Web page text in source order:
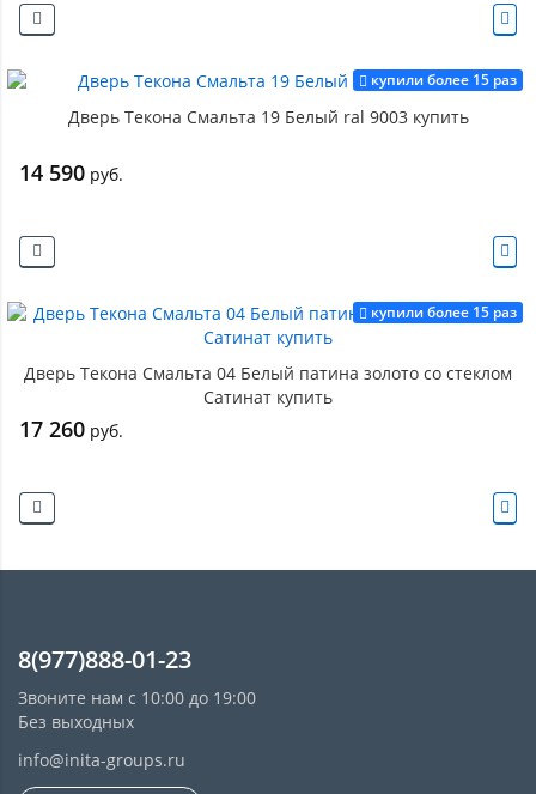
купили более 15 раз
Дверь Текона Смальта 19 Белый ral 9003 купить
14 590 руб.
купили более 15 раз
Дверь Текона Смальта 04 Белый патина золото со стеклом
Сатинат купить
17 260 руб.
8(977)888-01-23
Звоните нам с 10:00 до 19:00
Без выходных
info@inita-groups.ru